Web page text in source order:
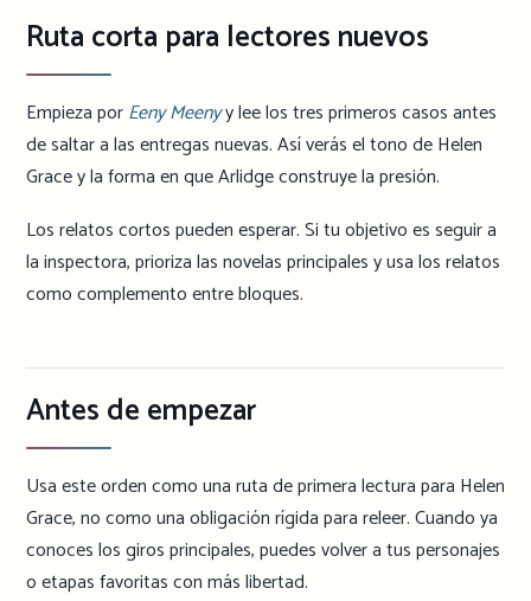
Ruta corta para lectores nuevos
Empieza porEeny Meenyy lee los tres primeros casos antes
de saltar a las entregas nuevas. Así verás el tono de Helen
Grace y la forma en que Arlidge construye la presión.
Los relatos cortos pueden esperar. Si tu objetivo es seguir a
la inspectora, prioriza las novelas principales y usa los relatos
como complemento entre bloques.
Antes de empezar
Usa este orden como una ruta de primera lectura para Helen
Grace, no como una obligación rígida para releer. Cuando ya
conoces los giros principales, puedes volver a tus personajes
o etapas favoritas con más libertad.